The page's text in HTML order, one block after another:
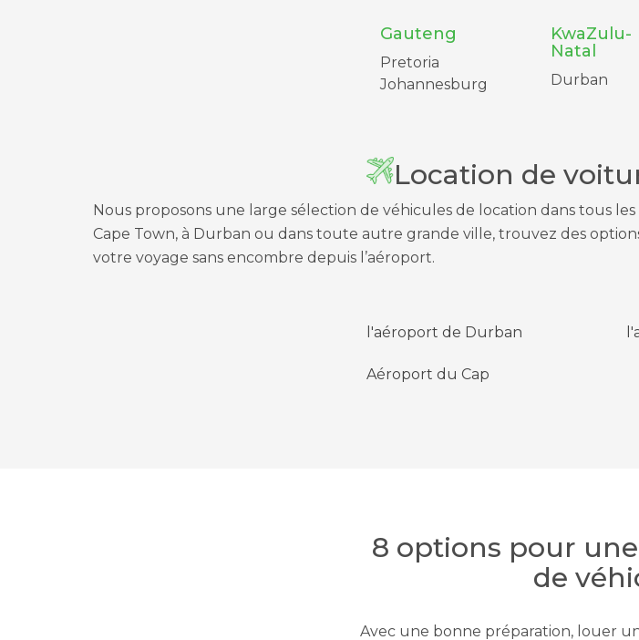
Gauteng
Pretoria
Johannesburg
KwaZulu-
Natal
Durban
Location de
Nous proposons une large sélection de véhicules de location dans tous
Cape Town, à Durban ou dans toute autre grande ville, trouvez des
votre voyage sans encombre depuis l’aéroport.
l'aéroport de Durban
Aéroport du Cap
8 options pour
de
Avec une bonne préparation, louer